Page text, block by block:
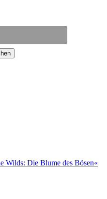
Wilds: Die Blume des Bösen«